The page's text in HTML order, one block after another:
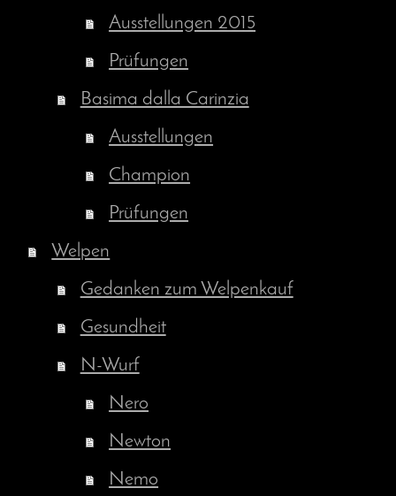
Ausstellungen 2015
Prüfungen
Basima dalla Carinzia
Ausstellungen
Champion
Prüfungen
Welpen
Gedanken zum Welpenkauf
Gesundheit
N-Wurf
Nero
Newton
Nemo